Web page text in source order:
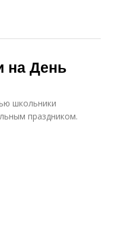
на День
школьники
праздником.